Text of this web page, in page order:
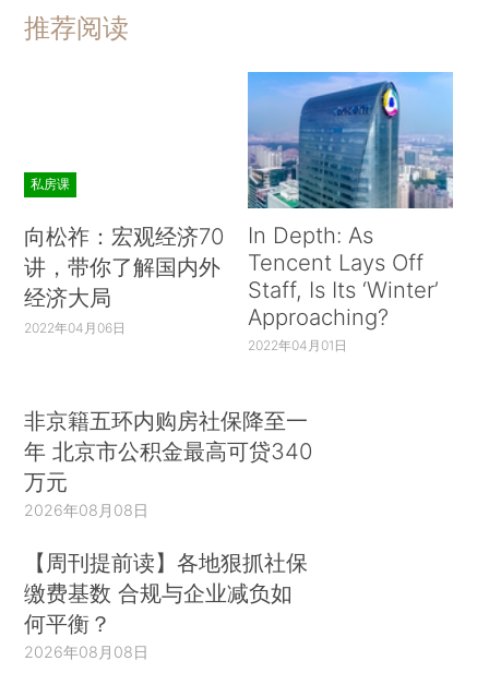
推荐阅读
私房课
向松祚：宏观经济70
讲，带你了解国内外
经济大局
2022年04月06日
In Depth: As
Tencent Lays Off
Staff, Is Its ‘Winter’
Approaching?
2022年04月01日
非京籍五环内购房社保降至一
年 北京市公积金最高可贷340
万元
2026年08月08日
【周刊提前读】各地狠抓社保
缴费基数 合规与企业减负如
何平衡？
2026年08月08日